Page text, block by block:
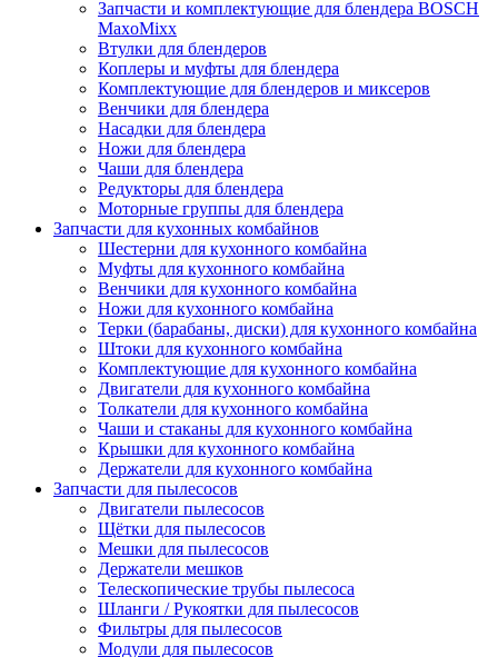
Запчасти и комплектующие для блендера BOSCH
MaxoMixx
Втулки для блендеров
Коплеры и муфты для блендера
Комплектующие для блендеров и миксеров
Венчики для блендера
Насадки для блендера
Ножи для блендера
Чаши для блендера
Редукторы для блендера
Моторные группы для блендера
Запчасти для кухонных комбайнов
Шестерни для кухонного комбайна
Муфты для кухонного комбайна
Венчики для кухонного комбайна
Ножи для кухонного комбайна
Терки (барабаны, диски) для кухонного комбайна
Штоки для кухонного комбайна
Комплектующие для кухонного комбайна
Двигатели для кухонного комбайна
Толкатели для кухонного комбайна
Чаши и стаканы для кухонного комбайна
Крышки для кухонного комбайна
Держатели для кухонного комбайна
Запчасти для пылесосов
Двигатели пылесосов
Щётки для пылесосов
Мешки для пылесосов
Держатели мешков
Телескопические трубы пылесоса
Шланги / Рукоятки для пылесосов
Фильтры для пылесосов
Модули для пылесосов